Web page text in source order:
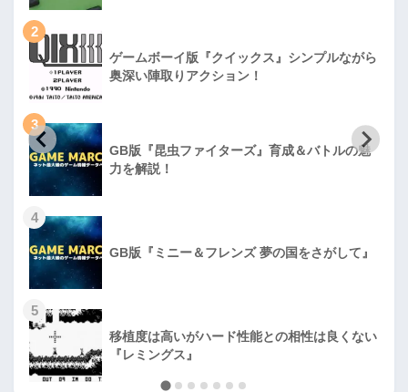
2
ゲームボーイ版『クイックス』シンプルながら
奥深い陣取りアクション！
3
GB版『昆虫ファイターズ』育成＆バトルの魅
力を解説！
4
GB版『ミニー＆フレンズ 夢の国をさがして』
5
移植度は高いがハード性能との相性は良くない
『レミングス』